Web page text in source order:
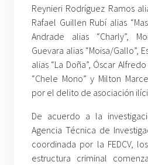
Reynieri Rodríguez Ramos
Rafael Guillen Rubí alias
Andrade alias “Charly”,
Guevara alias “Moisa/Gallo”,
alias “La Doña”, Óscar
“Chele Mono” y Milton
por el delito de asociación
De acuerdo a la
Agencia Técnica de
coordinada por la FEDCV,
estructura criminal